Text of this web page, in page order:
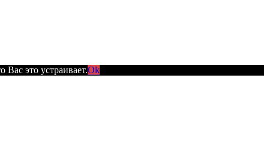
это устраивает.Ok